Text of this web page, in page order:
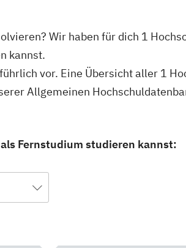
Wir haben für dich 1
kannst.
vor. Eine Übersicht aller 1
Allgemeinen
Fernstudium studieren kannst: